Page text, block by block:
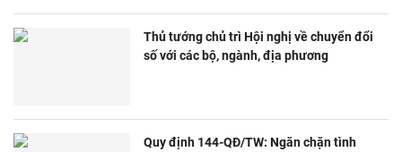
Thủ tướng chủ trì Hội nghị về chuyển đổi
số với các bộ, ngành, địa phương
Quy định 144-QĐ/TW: Ngăn chặn tình